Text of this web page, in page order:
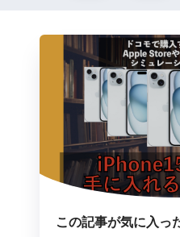
この記事が気に入っ